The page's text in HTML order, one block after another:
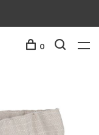
0